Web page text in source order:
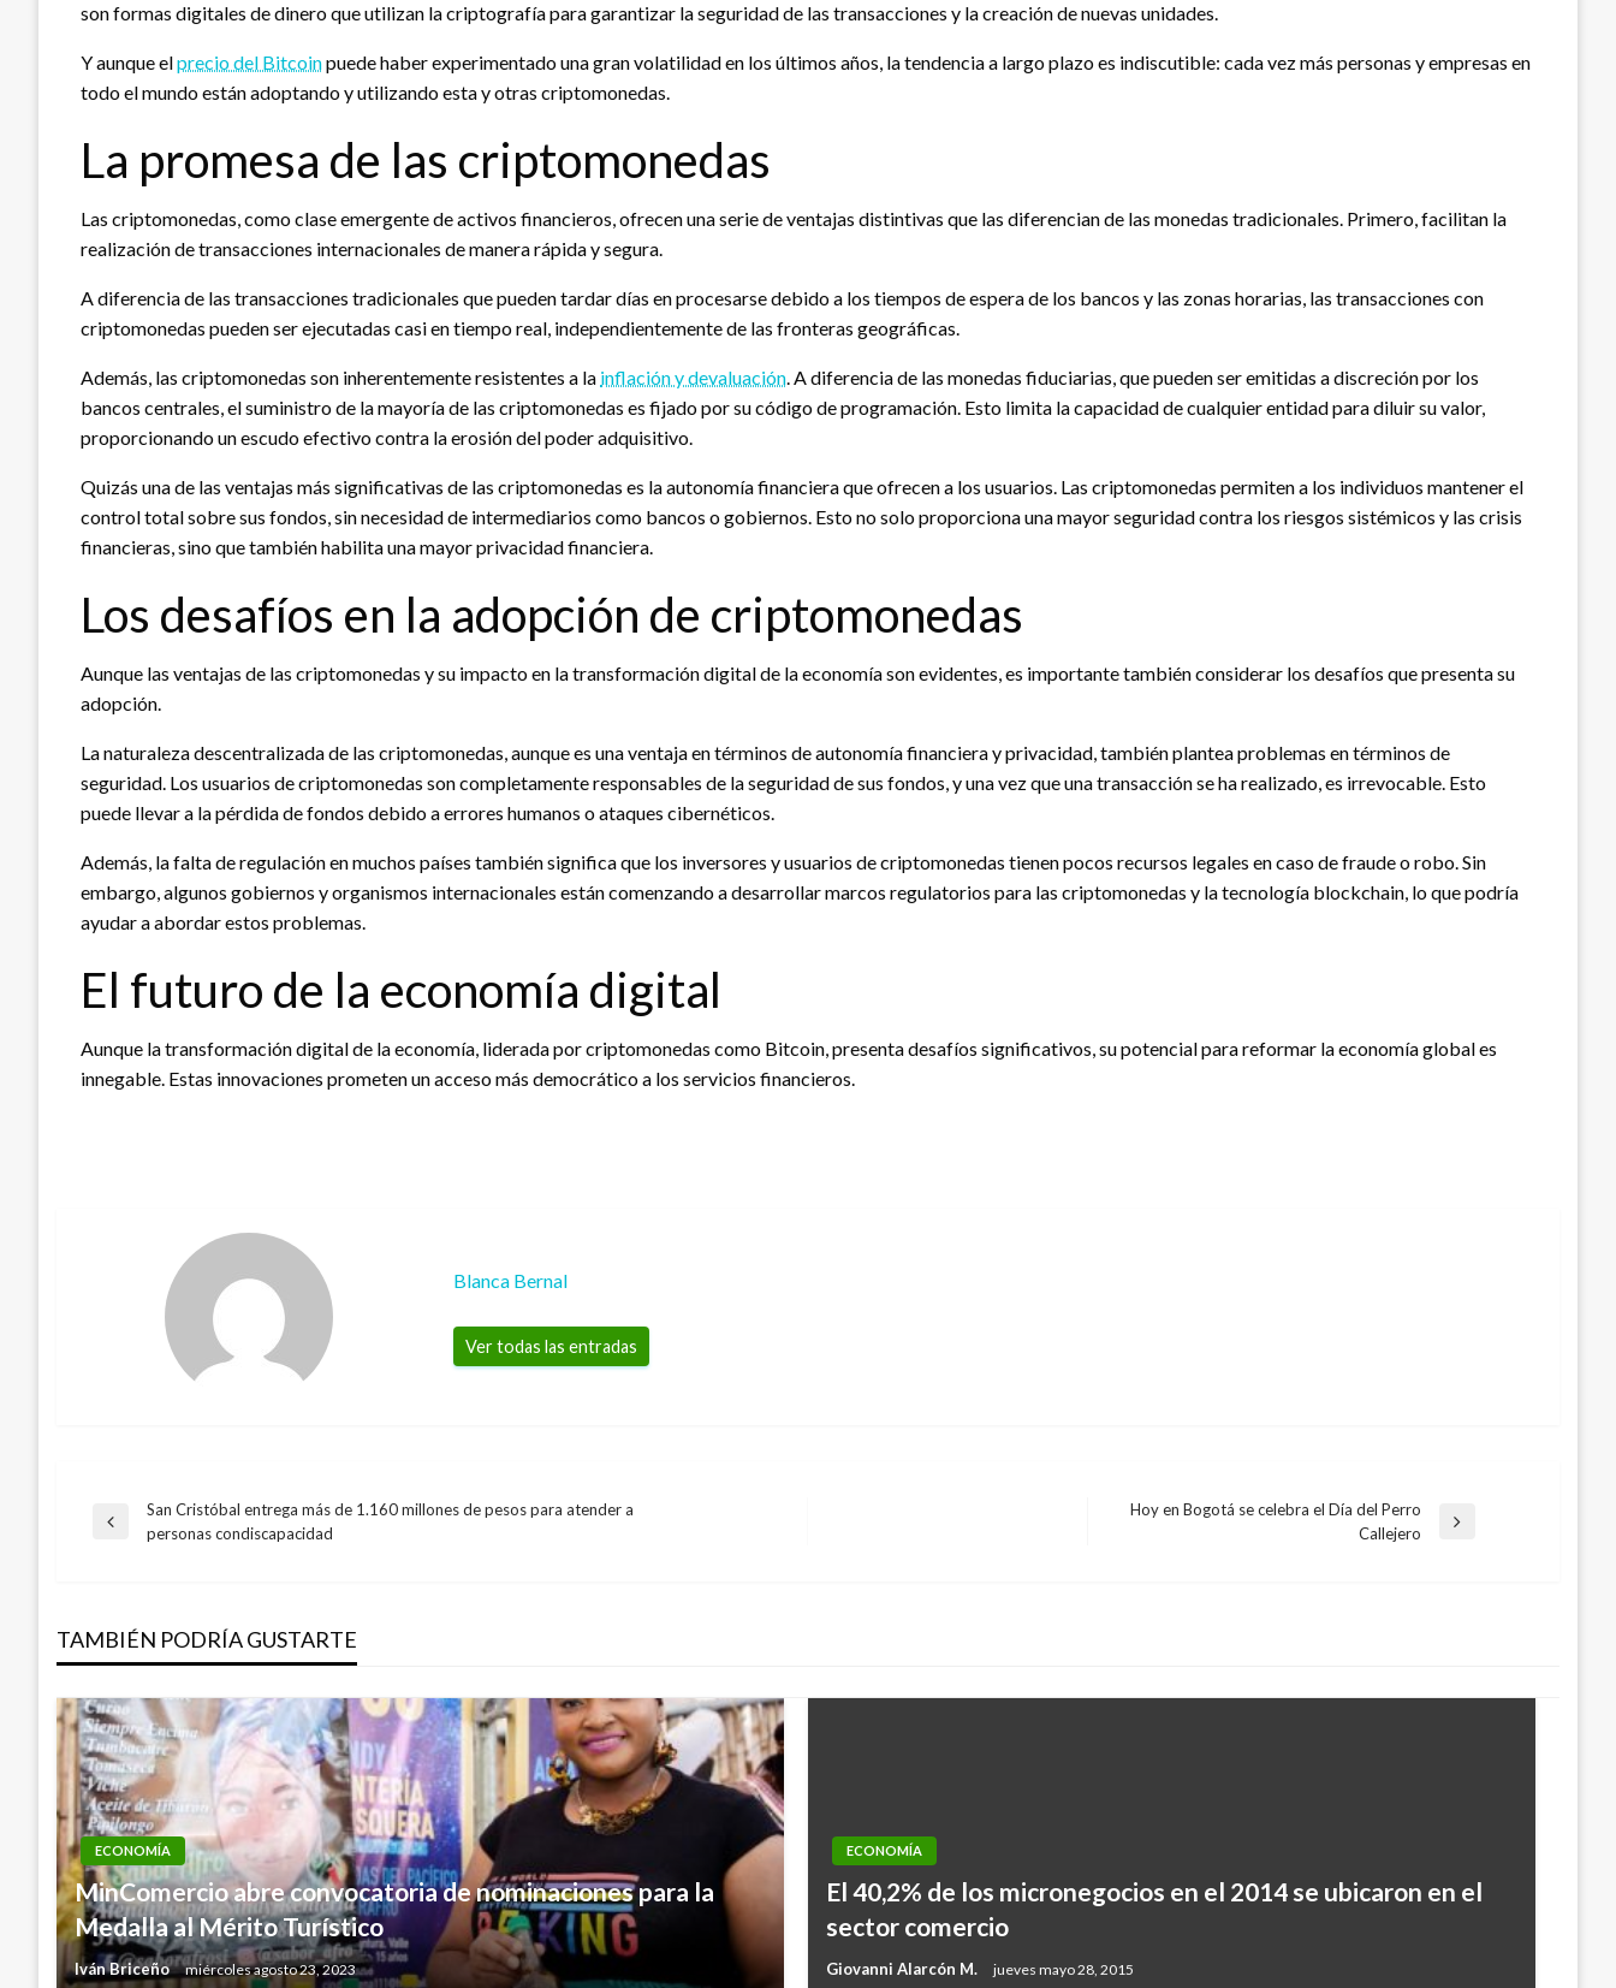
son formas digitales de dinero que utilizan la criptografía para garantizar la seguridad de las transacciones y la creación de nuevas unidades.
Y aunque elprecio del Bitcoinpuede haber experimentado una gran volatilidad en los últimos años, la tendencia a largo plazo es indiscutible: cada vez más personas y empresas en
todo el mundo están adoptando y utilizando esta y otras criptomonedas.
La promesa de las criptomonedas
Las criptomonedas, como clase emergente de activos financieros, ofrecen una serie de ventajas distintivas que las diferencian de las monedas tradicionales. Primero, facilitan la
realización de transacciones internacionales de manera rápida y segura.
A diferencia de las transacciones tradicionales que pueden tardar días en procesarse debido a los tiempos de espera de los bancos y las zonas horarias, las transacciones con
criptomonedas pueden ser ejecutadas casi en tiempo real, independientemente de las fronteras geográficas.
Además, las criptomonedas son inherentemente resistentes a la inflación y devaluación. A diferencia de las monedas fiduciarias, que pueden ser emitidas a discreción por los
bancos centrales, el suministro de la mayoría de las criptomonedas es fijado por su código de programación. Esto limita la capacidad de cualquier entidad para diluir su valor,
proporcionando un escudo efectivo contra la erosión del poder adquisitivo.
Quizás una de las ventajas más significativas de las criptomonedas es la autonomía financiera que ofrecen a los usuarios. Las criptomonedas permiten a los individuos mantener el
control total sobre sus fondos, sin necesidad de intermediarios como bancos o gobiernos. Esto no solo proporciona una mayor seguridad contra los riesgos sistémicos y las crisis
financieras, sino que también habilita una mayor privacidad financiera.
Los desafíos en la adopción de criptomonedas
Aunque las ventajas de las criptomonedas y su impacto en la transformación digital de la economía son evidentes, es importante también considerar los desafíos que presenta su
adopción.
La naturaleza descentralizada de las criptomonedas, aunque es una ventaja en términos de autonomía financiera y privacidad, también plantea problemas en términos de
seguridad. Los usuarios de criptomonedas son completamente responsables de la seguridad de sus fondos, y una vez que una transacción se ha realizado, es irrevocable. Esto
puede llevar a la pérdida de fondos debido a errores humanos o ataques cibernéticos.
Además, la falta de regulación en muchos países también significa que los inversores y usuarios de criptomonedas tienen pocos recursos legales en caso de fraude o robo. Sin
embargo, algunos gobiernos y organismos internacionales están comenzando a desarrollar marcos regulatorios para las criptomonedas y la tecnología blockchain, lo que podría
ayudar a abordar estos problemas.
El futuro de la economía digital
Aunque la transformación digital de la economía, liderada por criptomonedas como Bitcoin, presenta desafíos significativos, su potencial para reformar la economía global es
innegable. Estas innovaciones prometen un acceso más democrático a los servicios financieros.
Blanca Bernal
Ver todas las entradas
Navegación
entradas
Entrada
San Cristóbal entrega más de 1.160 millones de pesos para atender a
personas condiscapacidad
Hoy en Bogotá se celebra el Día del Perro
Callejero
TAMBIÉN PODRÍA GUSTARTE
ECONOMÍA
MinComercio abre convocatoria de nominaciones para la
Medalla al Mérito Turístico
Iván Briceño miércoles agosto 23, 2023
ECONOMÍA
El 40,2% de los micronegocios en el 2014 se ubicaron en el
sector comercio
Giovanni Alarcón M. jueves mayo 28, 2015